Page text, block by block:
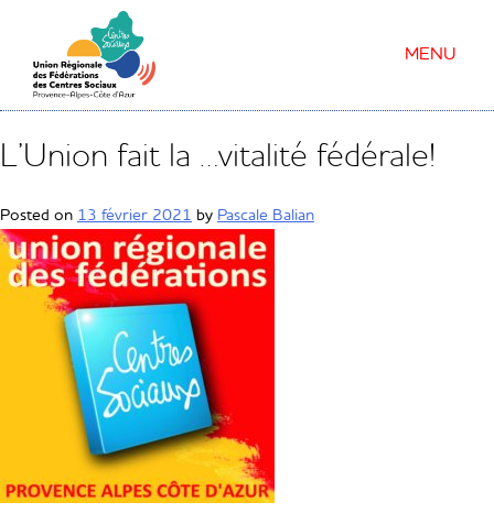
MENU
L’Union fait la …vitalité fédérale!
Posted on 13 février 2021 by Pascale Balian